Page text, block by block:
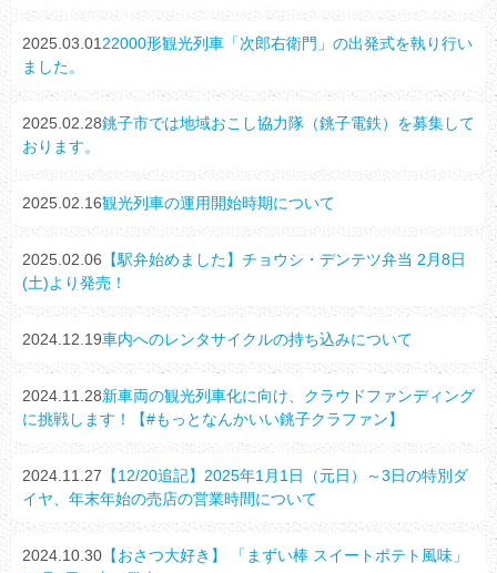
2025.03.0122000形観光列車「次郎右衛門」の出発式を執り行い
ました。
2025.02.28銚子市では地域おこし協力隊（銚子電鉄）を募集して
おります。
2025.02.16観光列車の運用開始時期について
2025.02.06 【駅弁始めました】チョウシ・デンテツ弁当 2月8日
(土)より発売！
2024.12.19車内へのレンタサイクルの持ち込みについて
2024.11.28新車両の観光列車化に向け、クラウドファンディング
に挑戦します！【#もっとなんかいい銚子クラファン】
2024.11.27 【12/20追記】2025年1月1日（元日）～3日の特別ダ
イヤ、年末年始の売店の営業時間について
2024.10.30 【おさつ大好き】 「まずい棒 スイートポテト風味」